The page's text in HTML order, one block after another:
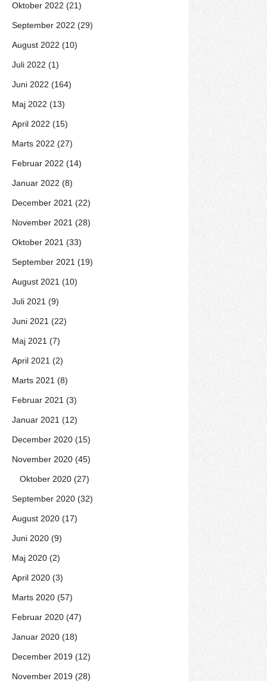
Oktober 2022 (21)
September 2022 (29)
August 2022 (10)
Juli 2022 (1)
Juni 2022 (164)
Maj 2022 (13)
April 2022 (15)
Marts 2022 (27)
Februar 2022 (14)
Januar 2022 (8)
December 2021 (22)
November 2021 (28)
Oktober 2021 (33)
September 2021 (19)
August 2021 (10)
Juli 2021 (9)
Juni 2021 (22)
Maj 2021 (7)
April 2021 (2)
Marts 2021 (8)
Februar 2021 (3)
Januar 2021 (12)
December 2020 (15)
November 2020 (45)
Oktober 2020 (27)
September 2020 (32)
August 2020 (17)
Juni 2020 (9)
Maj 2020 (2)
April 2020 (3)
Marts 2020 (57)
Februar 2020 (47)
Januar 2020 (18)
December 2019 (12)
November 2019 (28)